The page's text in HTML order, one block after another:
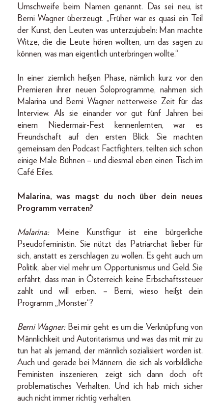
Umschweife beim Namen genannt. Das sei neu, ist
Berni Wagner überzeugt. „Früher war es quasi ein Teil
der Kunst, den Leuten was unterzujubeln: Man machte
Witze, die die Leute hören wollten, um das sagen zu
können, was man eigentlich unterbringen wollte.“
In einer ziemlich heißen Phase, nämlich kurz vor den
Premieren ihrer neuen Soloprogramme, nahmen sich
Malarina und Berni Wagner netterweise Zeit für das
Interview. Als sie einander vor gut fünf Jahren bei
einem Niedermair-Fest kennenlernten, war es
Freundschaft auf den ersten Blick. Sie machten
gemeinsam den Podcast Fact­fighters, teilten sich schon
einige Male Bühnen – und diesmal eben einen Tisch im
Café Eiles.
Malarina, was magst du noch über dein neues
Programm verraten?
Malarina:
Meine Kunstfigur ist eine bürgerliche
Pseudofeministin. Sie nützt das Patriarchat lieber für
sich, anstatt es zerschlagen zu wollen. Es geht auch um
Politik, aber viel mehr um Opportunismus und Geld. Sie
erfährt, dass man in Österreich keine Erbschaftssteuer
zahlt und will erben. – Berni, wieso heißt dein
Programm „Monster“?
Berni Wagner:Bei mir geht es um die Verknüpfung von
Männlichkeit und Autoritarismus und was das mit mir zu
tun hat als jemand, der männlich sozialisiert worden ist.
Auch und gerade bei Männern, die sich als vorbildliche
Feministen inszenieren, zeigt sich dann doch oft
problematisches Verhalten. Und ich hab mich sicher
auch nicht immer richtig verhalten.